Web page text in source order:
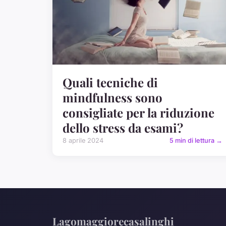
Quali tecniche di
mindfulness sono
consigliate per la riduzione
dello stress da esami?
8 aprile 2024 5 min di lettura →
Lagomaggiorecasalinghi